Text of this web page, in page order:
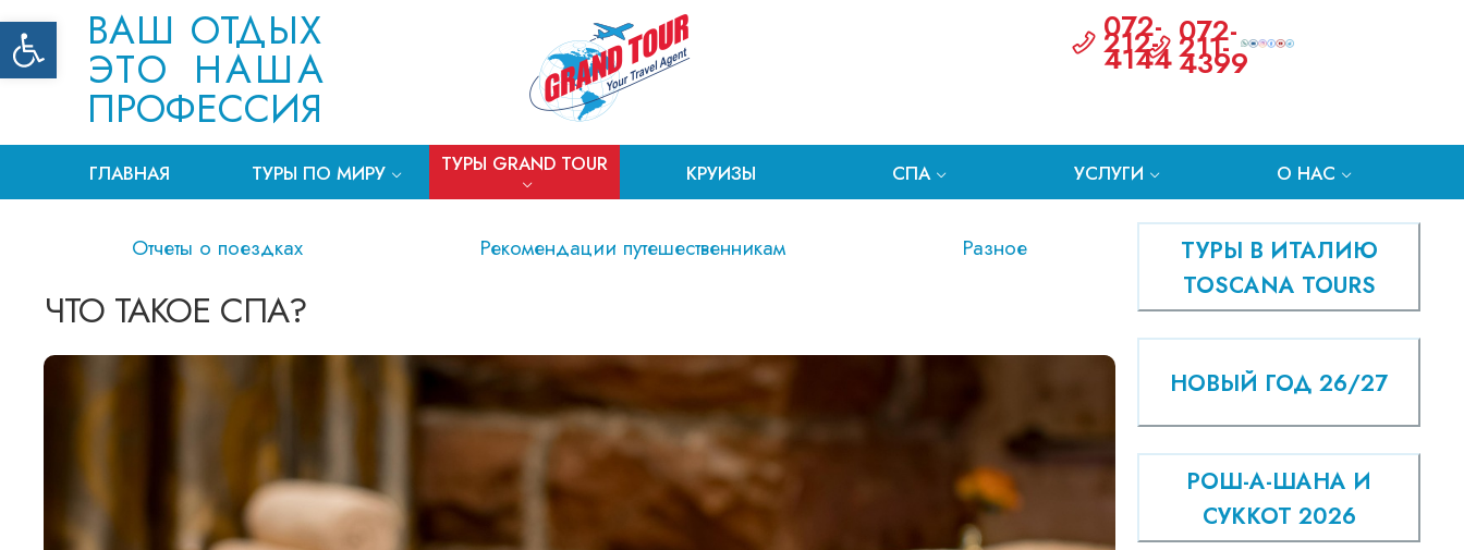
Открыть панель инструментов
ВАШ ОТДЫХ
ЭТО НАША
ПРОФЕССИЯ
072-
212-
4144
072-
211-
4399
ГЛАВНАЯ ТУРЫ ПО МИРУ ТУРЫ GRAND TOUR КРУИЗЫ СПА УСЛУГИ О НАС
Отчеты о поездках Рекомендации путешественникам Разное
ЧТО ТАКОЕ СПА?
ТУРЫ В ИТАЛИЮ
TOSCANA TOURS
НОВЫЙ ГОД 26/27
РОШ-А-ШАНА И
СУККОТ 2026